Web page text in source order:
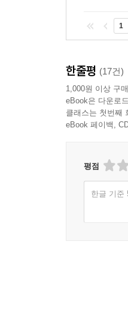
1
한줄평 (17건)
1,000원 이상 구
eBook은 다운로
클래스는 첫번째
eBook 페이백,
평점
한글 기준